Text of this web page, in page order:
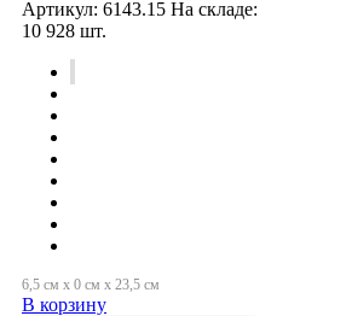
Артикул: 6143.15 На складе:
10 928 шт.
В корзину